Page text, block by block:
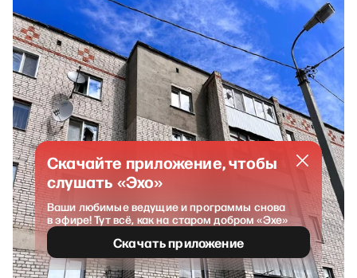
Скачайте приложение, чтобы
слушать «Эхо»
Ваши любимые ведущие и программы снова
в эфире! Тут всё, как на старом добром «Эхе»
Скачать приложение